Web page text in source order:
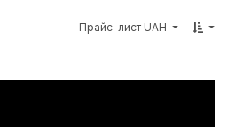
Прайс-лист UAH